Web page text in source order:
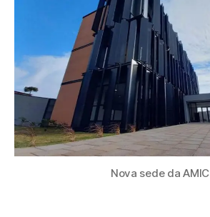
Nova sede da AMIC